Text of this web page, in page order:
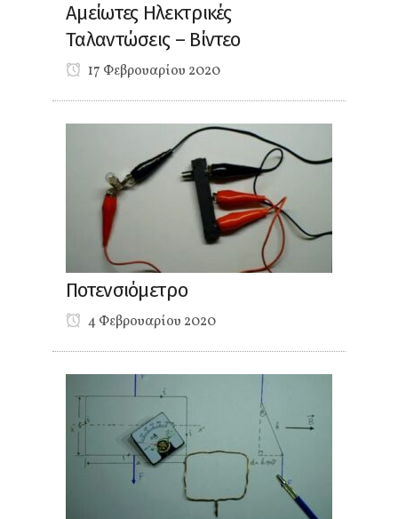
Αμείωτες Ηλεκτρικές
Ταλαντώσεις – Βίντεο
17 Φεβρουαρίου 2020
Ποτενσιόμετρο
4 Φεβρουαρίου 2020